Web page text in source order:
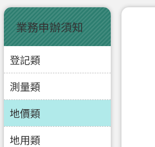
:::
業務申辦須知
登記類
測量類
地價類
地用類